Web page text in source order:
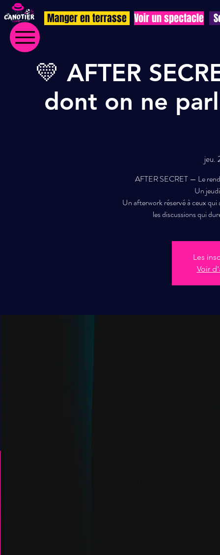
Manger en terrasse Voir un spectacle
💛 AFTER
dont on ne
jeu.
AFTER SECRET — Le
Un
Un afterwork réservé à ceux
les discussions qui
Les
Voir